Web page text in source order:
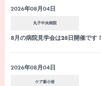
2026年08月04日
丸子中央病院
8月の病院見学会は28日開催です！
2026年08月04日
ケア新小岩